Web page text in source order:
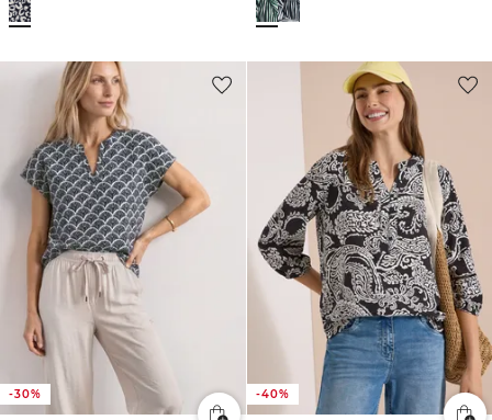
-30% -40%